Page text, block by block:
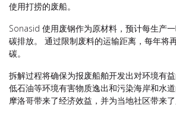
使用打捞的废船。
Sonasid 使用废钢作为原材料，预计每生产
碳排放。 通过限制废料的运输距离，每年将
碳。
拆解过程将确保为报废船舶开发出对环境有
低石油等环境有害物质逸出和污染海岸和水
摩洛哥带来了经济效益，并为当地社区带来了